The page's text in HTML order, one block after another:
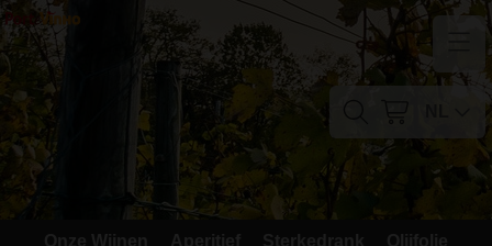
Home
Contact
Mijn account
Verzendkosten